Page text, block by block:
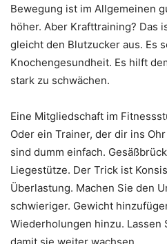
Bewegung ist im Allgemeinen
höher. Aber Krafttraining? Das
gleicht den Blutzucker aus. Es
Knochengesundheit. Es hilft
stark zu schwächen.
Eine Mitgliedschaft im
Oder ein Trainer, der dir ins
sind dumm einfach.
Liegestütze. Der Trick ist
Überlastung. Machen Sie den
schwieriger. Gewicht
Wiederholungen hinzu. Lassen